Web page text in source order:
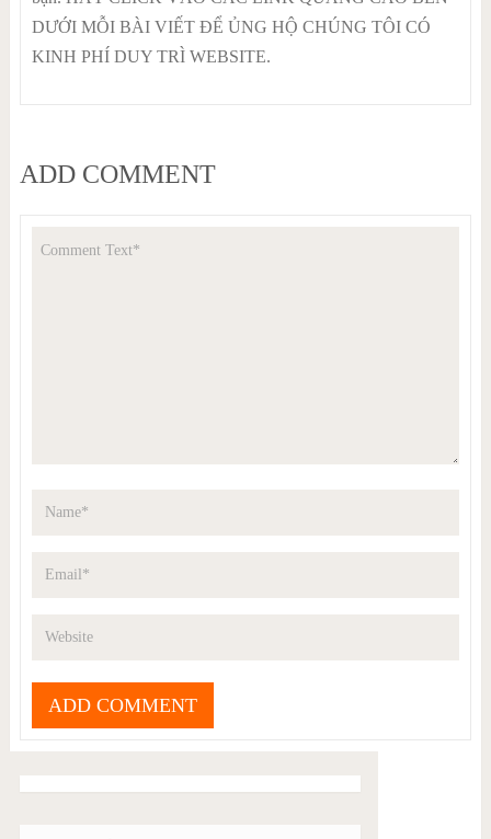
DƯỚI MỖI BÀI VIẾT ĐỂ ỦNG HỘ CHÚNG TÔI CÓ
KINH PHÍ DUY TRÌ WEBSITE.
ADD COMMENT